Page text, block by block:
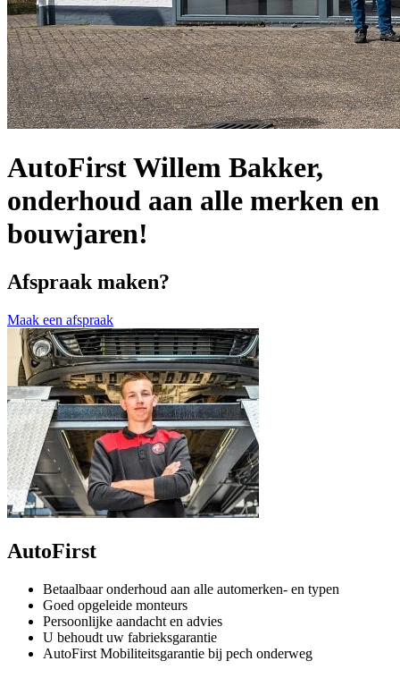
AutoFirst Willem Bakker,
onderhoud aan alle merken en
bouwjaren!
Afspraak maken?
Maak een afspraak
AutoFirst
Betaalbaar onderhoud aan alle automerken- en typen
Goed opgeleide monteurs
Persoonlijke aandacht en advies
U behoudt uw fabrieksgarantie
AutoFirst Mobiliteitsgarantie bij pech onderweg